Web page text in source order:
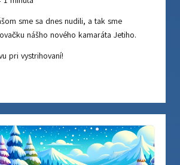
sme sa dnes nudili, a tak sme
nášho nového kamaráta Jetiho.
pri vystrihovaní!